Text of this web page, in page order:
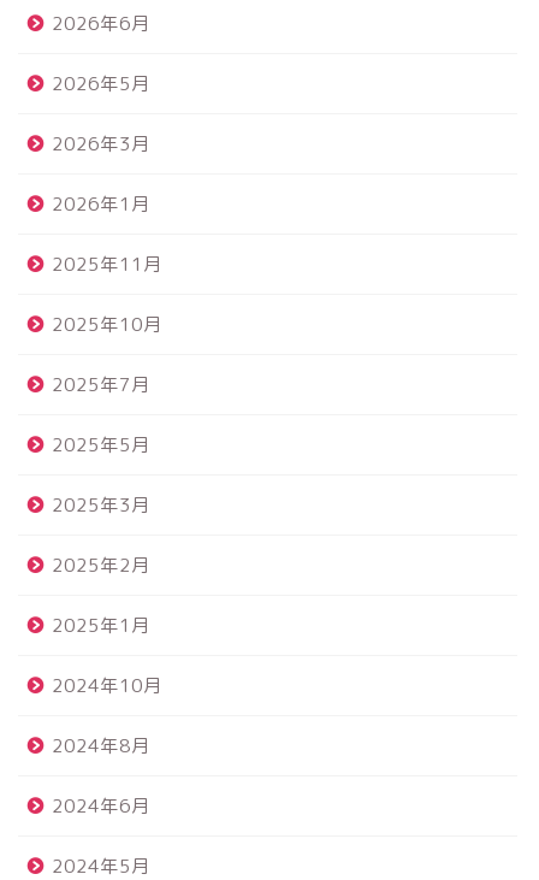
2026年6月
2026年5月
2026年3月
2026年1月
2025年11月
2025年10月
2025年7月
2025年5月
2025年3月
2025年2月
2025年1月
2024年10月
2024年8月
2024年6月
2024年5月